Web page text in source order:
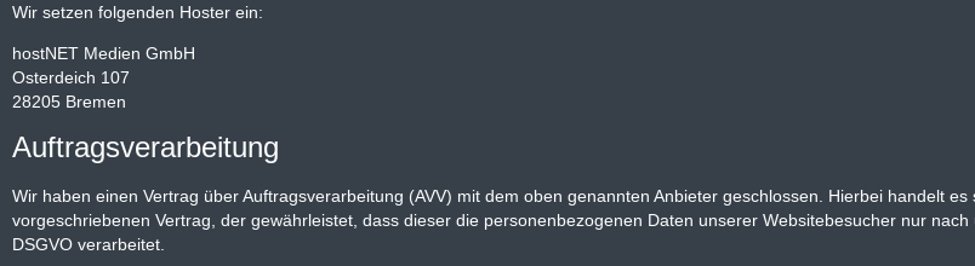
Wir setzen folgenden Hoster ein:
hostNET Medien GmbH
Osterdeich 107
28205 Bremen
Auftragsverarbeitung
Wir haben einen Vertrag über Auftragsverarbeitung (AVV) mit dem oben genannten Anbieter geschlossen. Hierbei handelt
vorgeschriebenen Vertrag, der gewährleistet, dass dieser die personenbezogenen Daten unserer Websitebesucher nur
DSGVO verarbeitet.